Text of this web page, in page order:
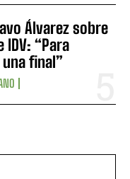
Álvarez sobre
“Para
final”